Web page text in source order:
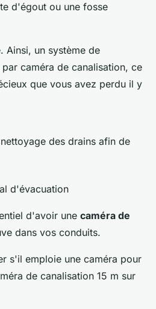
d'égout ou une fosse
Ainsi, un système de
caméra de canalisation, ce
que vous avez perdu il y
des drains afin de
d'évacuation
d'avoir une caméra de
dans vos conduits.
s'il emploie une caméra pour
de canalisation 15 m sur